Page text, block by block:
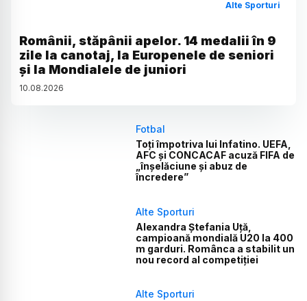
Alte Sporturi
Românii, stăpânii apelor. 14 medalii în 9
zile la canotaj, la Europenele de seniori
și la Mondialele de juniori
10.08.2026
Fotbal
Toți împotriva lui Infatino. UEFA,
AFC și CONCACAF acuză FIFA de
„înșelăciune și abuz de
încredere”
Alte Sporturi
Alexandra Ștefania Uță,
campioană mondială U20 la 400
m garduri. Românca a stabilit un
nou record al competiției
Alte Sporturi